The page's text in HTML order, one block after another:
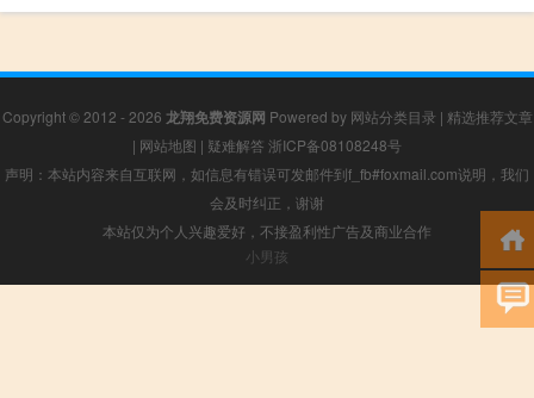
Copyright © 2012 - 2026 龙翔免费资源网 Powered by 网站分类目录 | 精选推荐文章
| 网站地图 | 疑难解答 浙ICP备08108248号
声明：本站内容来自互联网，如信息有错误可发邮件到f_fb#foxmail.com说明，我们
会及时纠正，谢谢
本站仅为个人兴趣爱好，不接盈利性广告及商业合作
小男孩